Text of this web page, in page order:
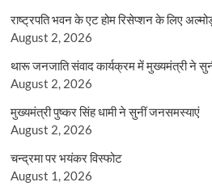
राष्ट्रपति भवन के एट होम रिसेप्शन के लिए
August 2, 2026
थारू जनजाति संवाद कार्यक्रम में मुख्यमंत्री ने
August 2, 2026
मुख्यमंत्री पुष्कर सिंह धामी ने सुनीं जनसमस्याएं
August 2, 2026
चन्द्रमा पर भयंकर विस्फोट
August 1, 2026